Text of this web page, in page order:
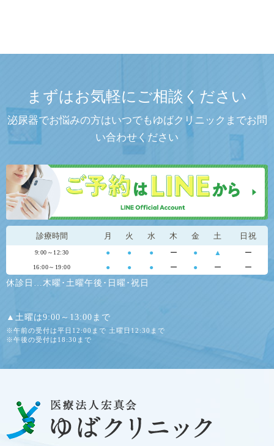
まずはお気軽にご相談ください
泌尿器でお悩みの方はいつでもゆばクリニックまでお問
い合わせください
診療時間 月 火 水 木 金 土 日祝
9:00～12:30 ● ● ● ー ● ▲ ー
16:00～19:00 ● ● ● ー ● ー ー
休診日…木曜･土曜午後･日曜･祝日
▲土曜は9:00～13:00まで
※午前の受付は平日12:00まで 土曜日12:30まで
※午後の受付は18:30まで